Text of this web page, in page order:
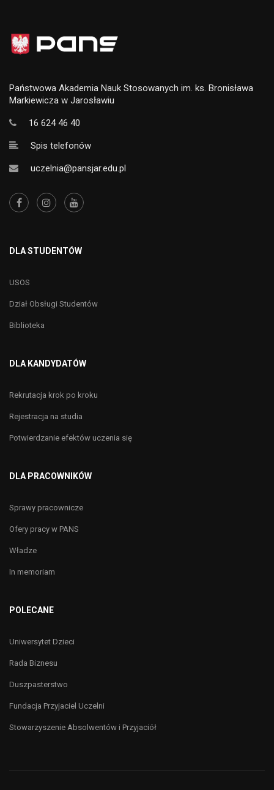
Państwowa Akademia Nauk Stosowanych im. ks. Bronisława
Markiewicza w Jarosławiu
16 624 46 40
Spis telefonów
uczelnia@pansjar.edu.pl
DLA STUDENTÓW
USOS
Dział Obsługi Studentów
Biblioteka
DLA KANDYDATÓW
Rekrutacja krok po kroku
Rejestracja na studia
Potwierdzanie efektów uczenia się
DLA PRACOWNIKÓW
Sprawy pracownicze
Ofery pracy w PANS
Władze
In memoriam
POLECANE
Uniwersytet Dzieci
Rada Biznesu
Duszpasterstwo
Fundacja Przyjaciel Uczelni
Stowarzyszenie Absolwentów i Przyjaciół